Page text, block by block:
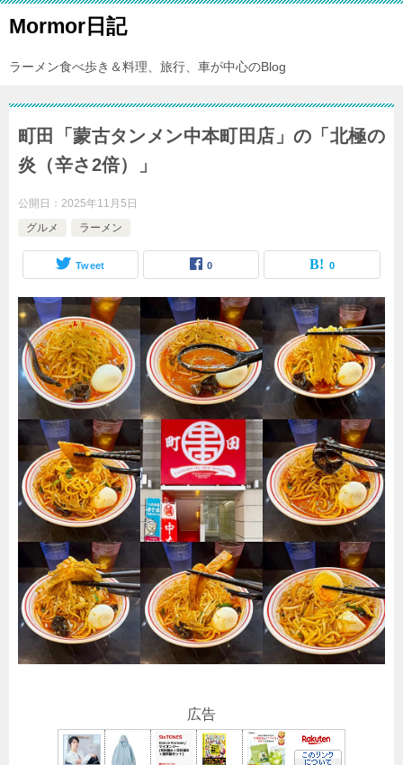
Mormor日記
ラーメン食べ歩き＆料理、旅行、車が中心のBlog
町田「蒙古タンメン中本町田店」の「北極の
炎（辛さ2倍）」
公開日： 2025年11月5日
グルメ
ラーメン
Tweet 0 0
広告